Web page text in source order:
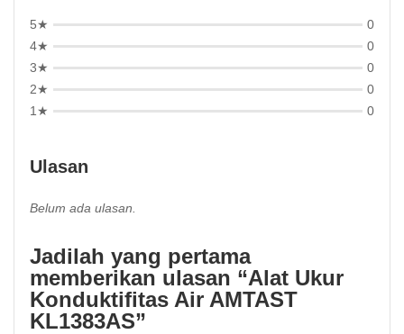
5★
0
4★
0
3★
0
2★
0
1★
0
Ulasan
Belum ada ulasan.
Jadilah yang pertama
memberikan ulasan “Alat Ukur
Konduktifitas Air AMTAST
KL1383AS”